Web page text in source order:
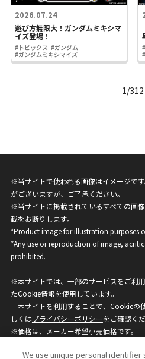
2026.07.24
遊び方無限大！ガンダムミキシマ
イズ登場！
#トピックス #ガンダム
#ガンダムミキシマイズ
1/312
※当サイトで使われる画像はイメージで
がございますが、ご了承ください。
※当サイトに掲載されているすべての画
載をお断りします。
*Product image for illustration purposes
*Any use or reproduction of image,
prohibited.
※本サイトでは、一部のサービスをご利
たCookie情報を使用しています。
本サイトを利用することで、Cookieの
しくはプライバシーポリシーをご確認くだ
※価格は、メーカー希望小売価格です。
ざいますのでご了承ください。
We use unique personal identifier